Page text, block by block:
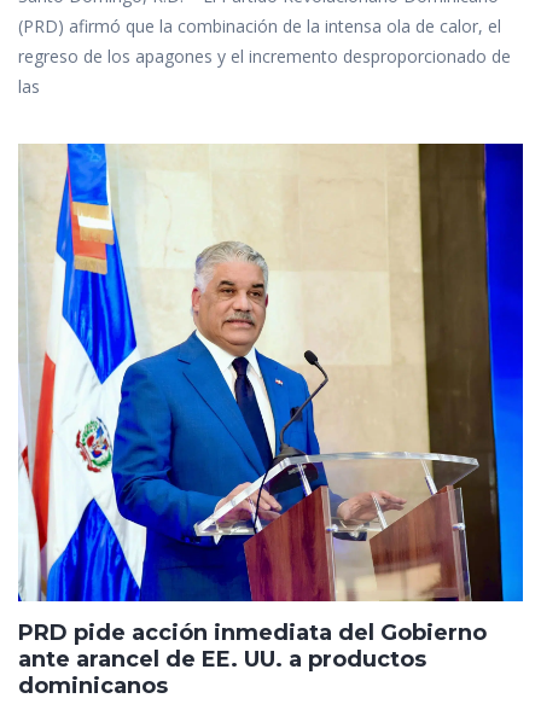
(PRD) afirmó que la combinación de la intensa ola de calor, el
regreso de los apagones y el incremento desproporcionado de
las
PRD pide acción inmediata del Gobierno
ante arancel de EE. UU. a productos
dominicanos